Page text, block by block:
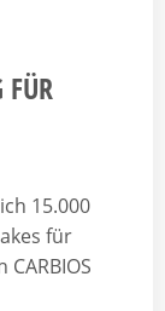
D
15.000
für